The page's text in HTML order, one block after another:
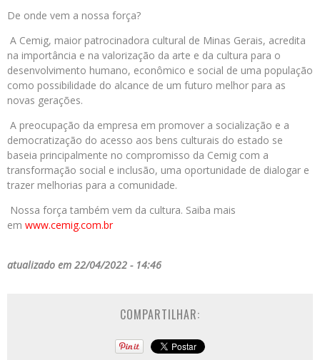
De onde vem a nossa força?
A Cemig, maior patrocinadora cultural de Minas Gerais, acredita
na importância e na valorização da arte e da cultura para o
desenvolvimento humano, econômico e social de uma população
como possibilidade do alcance de um futuro melhor para as
novas gerações.
A preocupação da empresa em promover a socialização e a
democratização do acesso aos bens culturais do estado se
baseia principalmente no compromisso da Cemig com a
transformação social e inclusão, uma oportunidade de dialogar e
trazer melhorias para a comunidade.
Nossa força também vem da cultura. Saiba mais
em www.cemig.com.br
atualizado em 22/04/2022 - 14:46
COMPARTILHAR: